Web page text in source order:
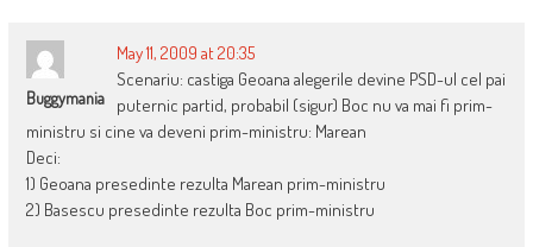
Buggymania
May 11, 2009 at 20:35
Scenariu: castiga Geoana alegerile devine PSD-ul cel pai
puternic partid, probabil (sigur) Boc nu va mai fi prim-
ministru si cine va deveni prim-ministru: Marean
Deci:
1) Geoana presedinte rezulta Marean prim-ministru
2) Basescu presedinte rezulta Boc prim-ministru